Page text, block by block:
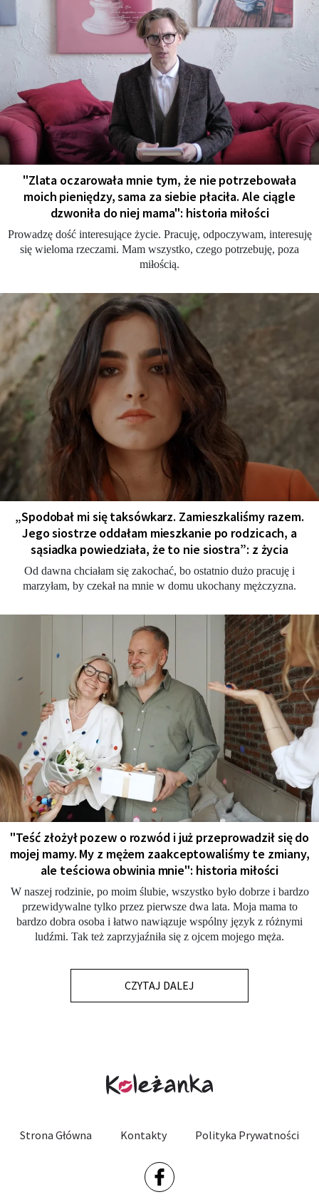
"Zlata oczarowała mnie tym, że nie potrzebowała
moich pieniędzy, sama za siebie płaciła. Ale ciągle
dzwoniła do niej mama": historia miłości
Prowadzę dość interesujące życie. Pracuję, odpoczywam, interesuję
się wieloma rzeczami. Mam wszystko, czego potrzebuję, poza
miłością.
„Spodobał mi się taksówkarz. Zamieszkaliśmy razem.
Jego siostrze oddałam mieszkanie po rodzicach, a
sąsiadka powiedziała, że to nie siostra”: z życia
Od dawna chciałam się zakochać, bo ostatnio dużo pracuję i
marzyłam, by czekał na mnie w domu ukochany mężczyzna.
"Teść złożył pozew o rozwód i już przeprowadził się do
mojej mamy. My z mężem zaakceptowaliśmy te zmiany,
ale teściowa obwinia mnie": historia miłości
W naszej rodzinie, po moim ślubie, wszystko było dobrze i bardzo
przewidywalne tylko przez pierwsze dwa lata. Moja mama to
bardzo dobra osoba i łatwo nawiązuje wspólny język z różnymi
ludźmi. Tak też zaprzyjaźniła się z ojcem mojego męża.
CZYTAJ DALEJ
Strona Główna Kontakty Polityka Prywatności